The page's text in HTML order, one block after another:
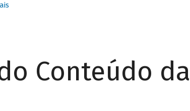
Conteúdo da